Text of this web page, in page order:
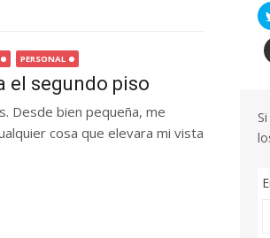
PERSONAL
el segundo piso
Desde bien pequeña, me
cosa que elevara mi vista